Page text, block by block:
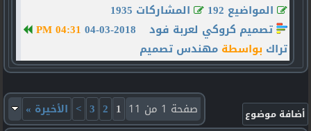
المواضيع 192
المشاركات 1935
04-03-2018
04:31 PM
تصميم كروكي لعربة فود
تراك بواسطةمهندس تصميم
صفحة 1 من 11 1
2
3
> الأخيرة »